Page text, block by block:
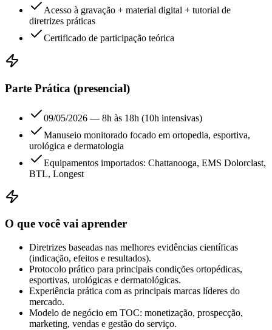
Acesso à gravação + material digital + tutorial de
diretrizes práticas
Certificado de participação teórica
Parte Prática (presencial)
09/05/2026 — 8h às 18h (10h intensivas)
Manuseio monitorado focado em ortopedia, esportiva,
urológica e dermatologia
Equipamentos importados: Chattanooga, EMS Dolorclast,
BTL, Longest
O que você vai aprender
Diretrizes baseadas nas melhores evidências científicas
(indicação, efeitos e resultados).
Protocolo prático para principais condições ortopédicas,
esportivas, urológicas e dermatológicas.
Experiência prática com as principais marcas líderes do
mercado.
Modelo de negócio em TOC: monetização, prospecção,
marketing, vendas e gestão do serviço.